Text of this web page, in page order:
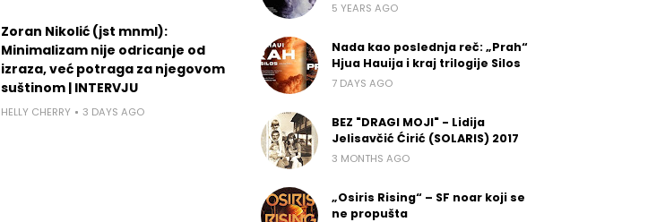
Zoran Nikolić (jst mnml):
Minimalizam nije odricanje od
izraza, već potraga za njegovom
suštinom | INTERVJU
HELLY CHERRY 3 DAYS AGO
5 YEARS AGO
Nada kao poslednja reč: „Prah“
Hjua Hauija i kraj trilogije Silos
7 DAYS AGO
BEZ "DRAGI MOJI" - Lidija
Jelisavčić Ćirić (SOLARIS) 2017
3 MONTHS AGO
„Osiris Rising“ – SF noar koji se
ne propušta